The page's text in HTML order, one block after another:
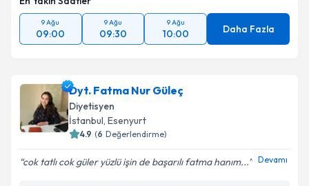
9 Ağu
09:00
9 Ağu
09:30
9 Ağu
10:00 Daha Fazla
Dyt. Fatma Nur Güleç
Diyetisyen
İstanbul, Esenyurt
4.9 (6 Değerlendirme)
cok tatlı cok güler yüzlü işin de başarılı fatma hanım... Devamı